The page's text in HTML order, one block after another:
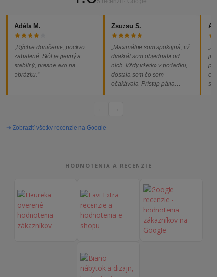
5 recenzií · Google
Adéla M.
„Rýchle doručenie, poctivo
zabalené. Stôl je pevný a
stabilný, presne ako na
obrázku.“
Zsuzsu S.
„Maximálne som spokojná, už
dvakrát som objednala od
nich. Vždy všetko v poriadku,
dostala som čo som
očakávala. Prístup pána
problémov. Vrele odporúčam!“
→
➔ Zobraziť všetky recenzie na Google
HODNOTENIA A RECENZIE